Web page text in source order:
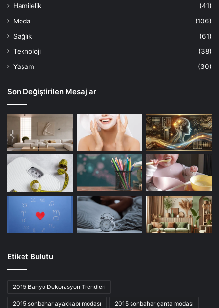
Hamilelik
(41)
Moda
(106)
Sağlık
(61)
Teknoloji
(38)
Yaşam
(30)
Son Değiştirilen Mesajlar
Etiket Bulutu
2015 Banyo Dekorasyon Trendleri
2015 sonbahar ayakkabı modası 2015 sonbahar çanta modası